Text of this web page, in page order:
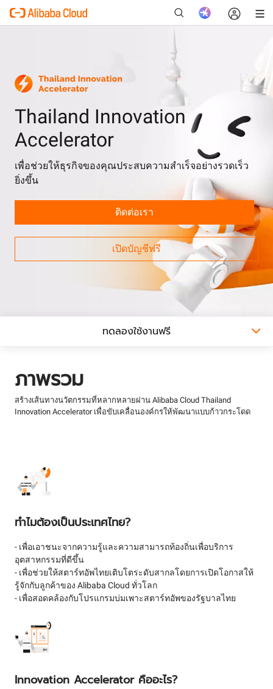
Thailand Innovation
Accelerator
เพื่อช่วยให้ธุรกิจของคุณประสบความสำเร็จอย่างรวดเร็ว
ยิ่งขึ้น
ติดต่อเรา
เปิดบัญชีฟรี
ทดลองใช้งานฟรี
ภาพรวม
สร้างเส้นทางนวัตกรรมที่หลากหลายผ่าน Alibaba Cloud Thailand
Innovation Accelerator เพื่อขับเคลื่อนองค์กรให้พัฒนาแบบก้าวกระโดด
ทำไมต้องเป็นประเทศไทย?
- เพื่อเอาชนะจากความรู้และความสามารถท้องถิ่นเพื่อบริการ
อุตสาหกรรมที่ดีขึ้น
- เพื่อช่วยให้สตาร์ทอัพไทยเติบโตระดับสากลโดยการเปิดโอกาสให้
รู้จักกับลูกค้าของ Alibaba Cloud ทั่วโลก
- เพื่อสอดคล้องกับโปรแกรมบ่มเพาะสตาร์ทอัพของรัฐบาลไทย
Innovation Accelerator คืออะไร?